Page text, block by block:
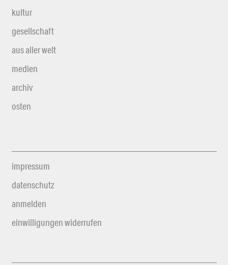
kultur
gesellschaft
aus aller welt
medien
archiv
osten
impressum
datenschutz
anmelden
einwilligungen widerrufen